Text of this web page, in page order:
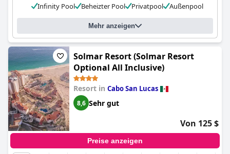
Infinity Pool
Beheizter Pool Privatpool Außenpool
Mehr anzeigen
Solmar Resort (Solmar Resort
Optional All Inclusive)
Resort in Cabo San Lucas
8,6 Sehr gut
Von 125 $
Preise anzeigen